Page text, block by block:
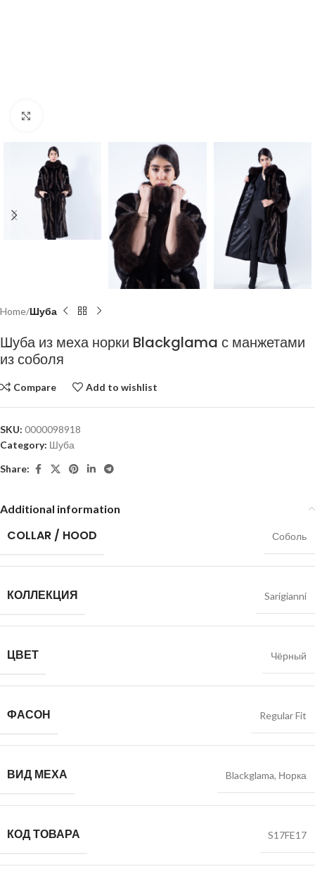
Home Шуба
Шуба из меха норки Blackglama с манжетами
из соболя
Compare Add to wishlist
SKU: 0000098918
Category: Шуба
Share:
Additional information
COLLAR / HOOD Соболь
КОЛЛЕКЦИЯ Sarigianni
ЦВЕТ Чёрный
ФАСОН Regular Fit
ВИД МЕХА Blackglama, Норка
КОД ТОВАРА S17FE17